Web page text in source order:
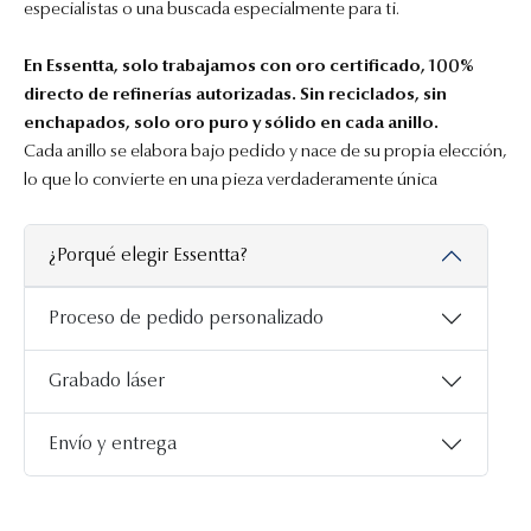
especialistas o una buscada especialmente para ti.
En Essentta, solo trabajamos con oro certificado, 100%
directo de refinerías autorizadas. Sin reciclados, sin
enchapados, solo oro puro y sólido en cada anillo.
Cada anillo se elabora bajo pedido y nace de su propia elección,
lo que lo convierte en una pieza verdaderamente única
¿Porqué elegir Essentta?
Proceso de pedido personalizado
Grabado láser
Envío y entrega